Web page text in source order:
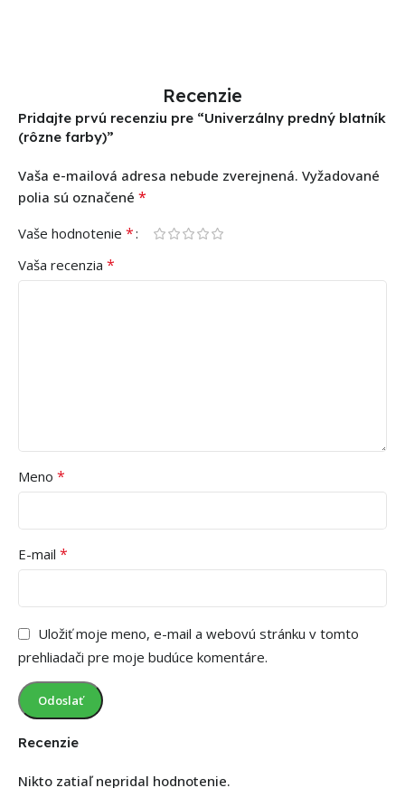
Recenzie
Recenzie
Nikto zatiaľ nepridal hodnotenie.
Pridajte prvú recenziu pre “Univerzálny predný blatník
(rôzne farby)”
Vaša e-mailová adresa nebude zverejnená. Vyžadované
polia sú označené *
Vaše hodnotenie *
Vaša recenzia *
Meno *
E-mail *
Uložiť moje meno, e-mail a webovú stránku v tomto
prehliadači pre moje budúce komentáre.